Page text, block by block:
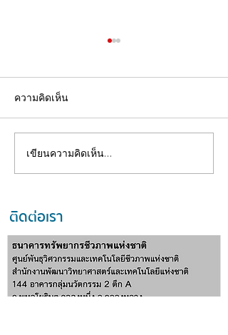
ภารกิจการบินถ่ายภาพ
ด้วย Hyperspectral
ชาติเขาใหญ่ 📡✨
ความคิดเห็น
เขียนความคิดเห็น…
ติดต่อเรา